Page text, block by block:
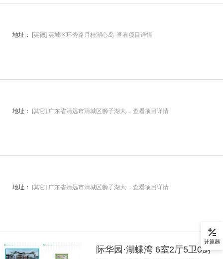
地址： [英德] 英城区环秀路月桂湖心岛 查看项目详情
地址： [其它] 广东省清远市清城区狮子湖大... 查看项目详情
地址： [其它] 广东省清远市清城区狮子湖大... 查看项目详情
际华园·湖蝶湾 6室2厅5卫0厨